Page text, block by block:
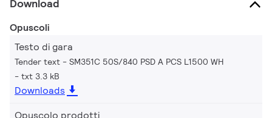
Download
Opuscoli
Testo di gara
Tender text - SM351C 50S/840 PSD A PCS L1500 WH
txt 3.3 kB
Downloads
Opuscolo prodotti